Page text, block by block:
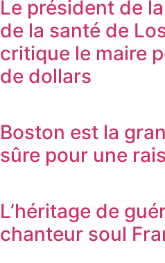
Le président de
de la santé de
critique le maire
de dollars
Boston est la
sûre pour une
L’héritage de
chanteur soul